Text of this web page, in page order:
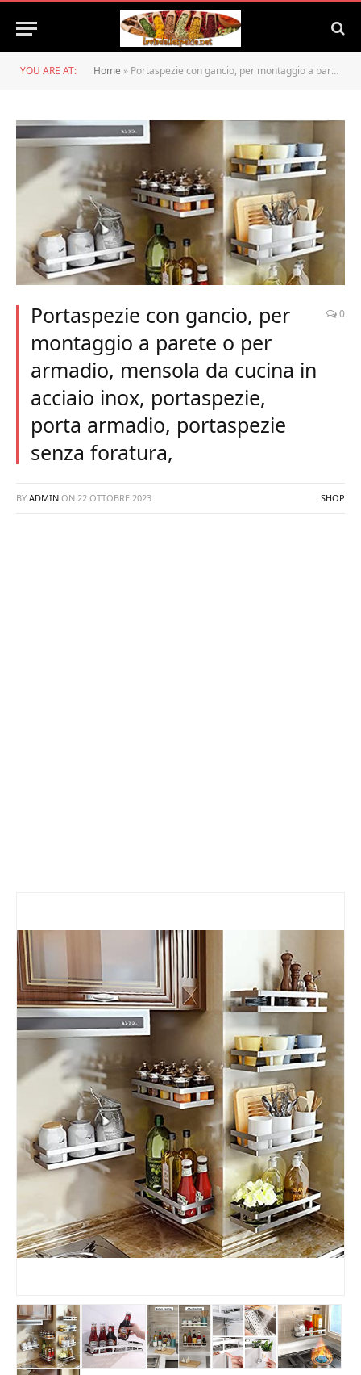
YOU ARE AT: Home » Portaspezie con gancio, per montaggio a parete o per armadio, mensola da cucina in acciaio inox, portaspezie, porta armadio, portaspezie senza foratura,
Portaspezie con gancio, per
montaggio a parete o per
armadio, mensola da cucina in
acciaio inox, portaspezie,
porta armadio, portaspezie
senza foratura,
0
BY ADMIN ON 22 OTTOBRE 2023 SHOP